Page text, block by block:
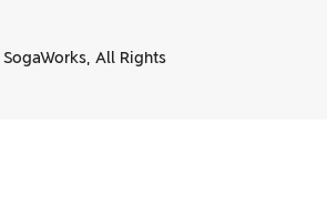
All Rights